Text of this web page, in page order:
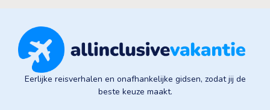
Eerlijke reisverhalen en onafhankelijke gidsen, zodat jij de
beste keuze maakt.